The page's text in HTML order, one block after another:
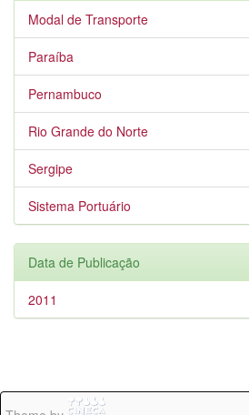
Modal de Transporte
Paraíba
Pernambuco
Rio Grande do Norte
Sergipe
Sistema Portuário
Data de Publicação
2011